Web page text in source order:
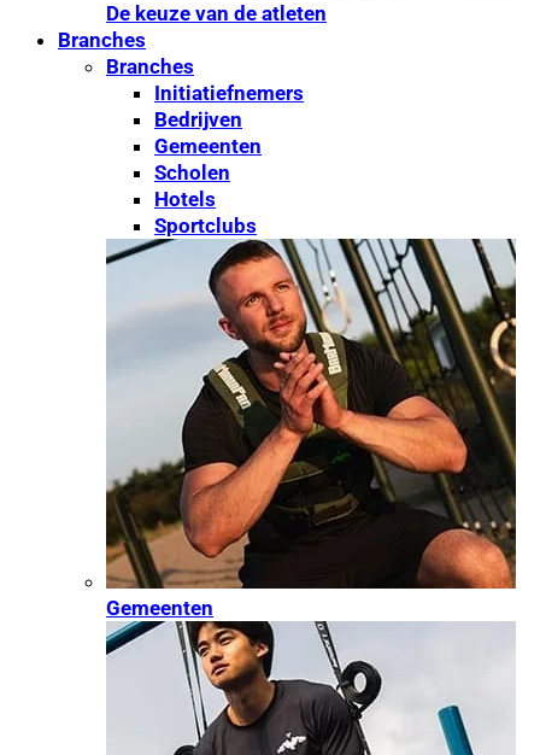
De keuze van de atleten
Branches
Branches
Initiatiefnemers
Bedrijven
Gemeenten
Scholen
Hotels
Sportclubs
Gemeenten